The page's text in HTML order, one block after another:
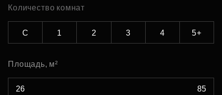
Количество комнат
С 1 2 3 4 5+
Площадь, м²